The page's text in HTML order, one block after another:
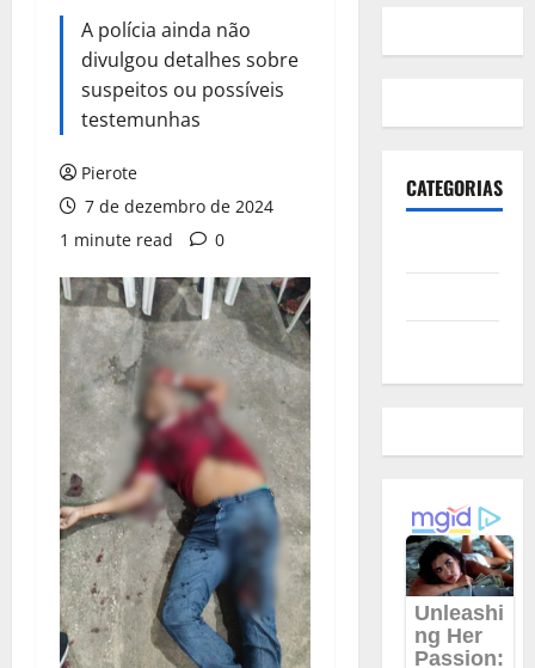
A polícia ainda não
divulgou detalhes sobre
suspeitos ou possíveis
testemunhas
Pierote
7 de dezembro de 2024
1 minute read
0
CATEGORIAS